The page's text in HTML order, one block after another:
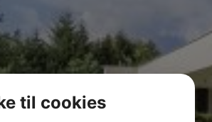
til cookies